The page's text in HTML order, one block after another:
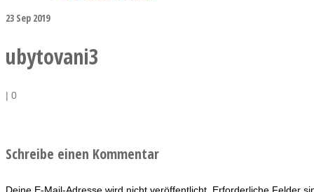
23 Sep 2019
ubytovani3
| 0
Schreibe einen Kommentar
Deine E-Mail-Adresse wird nicht veröffentlicht. Erforderliche Felder